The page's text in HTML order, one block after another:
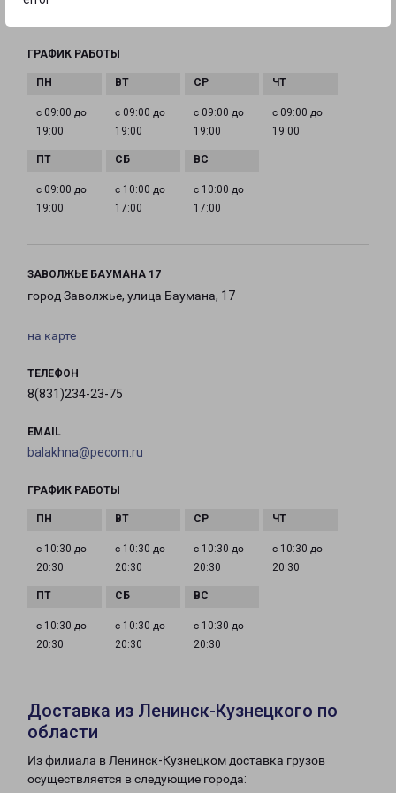
ГРАФИК РАБОТЫ
с 09:00 до
19:00
с 09:00 до
19:00
с 09:00 до
19:00
с 09:00 до
19:00
с 09:00 до
19:00
с 10:00 до
17:00
с 10:00 до
17:00
ЗАВОЛЖЬЕ БАУМАНА 17
город Заволжье, улица Баумана, 17
на карте
ТЕЛЕФОН
8(831)234-23-75
EMAIL
balakhna@pecom.ru
ГРАФИК РАБОТЫ
с 10:30 до
20:30
с 10:30 до
20:30
с 10:30 до
20:30
с 10:30 до
20:30
с 10:30 до
20:30
с 10:30 до
20:30
с 10:30 до
20:30
Доставка из Ленинск-Кузнецкого по
области
Из филиала в Ленинск-Кузнецком доставка грузов
осуществляется в следующие города: